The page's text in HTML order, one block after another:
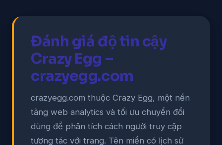
Đánh giá độ tin cậy
Crazy Egg –
crazyegg.com
crazyegg.com thuộc Crazy Egg, một nền
tảng web analytics và tối ưu chuyển đổi
dùng để phân tích cách người truy cập
tương tác với trang. Tên miền có lịch sử